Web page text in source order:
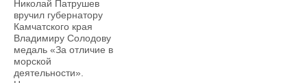
Николай Патрушев
вручил губернатору
Камчатского края
Владимиру Солодову
медаль «За отличие в
морской
деятельности».